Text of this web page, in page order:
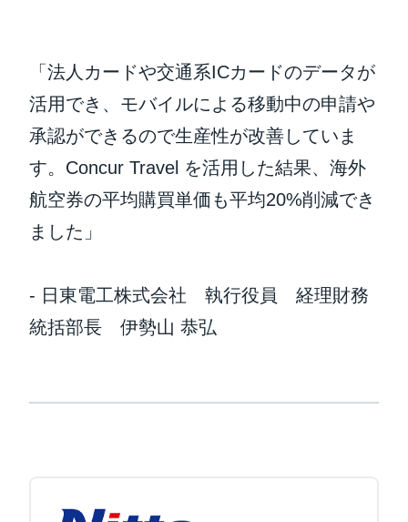
「法人カードや交通系ICカードのデータが
活用でき、モバイルによる移動中の申請や
承認ができるので生産性が改善していま
す。Concur Travel を活用した結果、海外
航空券の平均購買単価も平均20%削減でき
ました」
- 日東電工株式会社 執行役員 経理財務
統括部長 伊勢山 恭弘